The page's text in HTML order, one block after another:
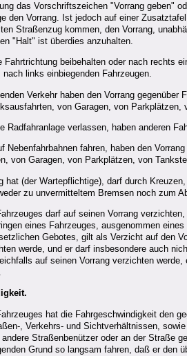
das Vorschriftszeichen "Vorrang geben"
den Vorrang. Ist jedoch auf einer
Straßenzug kommen, den Vorrang,
"Halt" ist überdies anzuhalten.
Fahrtrichtung beibehalten oder nach rechts
links einbiegenden Fahrzeugen.
Verkehr haben den Vorrang
von Garagen, von
Radfahranlage verlassen, haben anderen
Nebenfahrbahnen fahren, haben den
von Garagen, von Parkplätzen, von
hat (der Wartepflichtige), darf durch
zu unvermitteltem Bremsen noch zum
darf auf seinen Vorrang
eines Fahrzeuges, ausgenommen
Gebotes, gilt als Verzicht auf den
werde, und er darf insbesondere auch
auf seinen Vorrang verzichten
hat die Fahrgeschwindigkeit den
, Verkehrs- und Sichtverhältnissen,
Straßenbenützer oder an der Straße
Grund so langsam fahren, daß er den